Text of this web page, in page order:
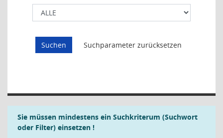
Sie müssen mindestens ein Suchkriterum (Suchwort
oder Filter) einsetzen !